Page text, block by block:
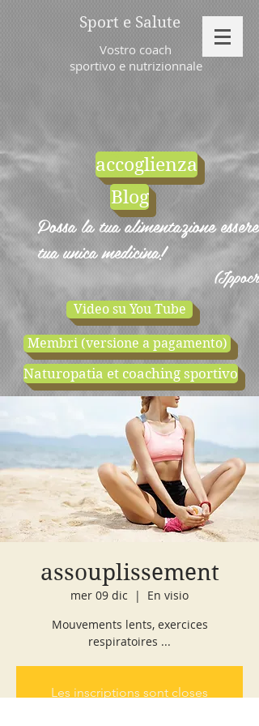
Sport e Salute
Vostro coach
sportivo e nutrizionnale
accoglienza
Blog
Possa la tua alimentazione essere
tua unica medicina!
Video su You Tube
Membri (versione a pagamento)
Naturopatia et coaching sportivo
negozio
assouplissement
mer 09 dic
  |
En visio
Mouvements lents, exercices
respiratoires ...
Les inscriptions sont closes